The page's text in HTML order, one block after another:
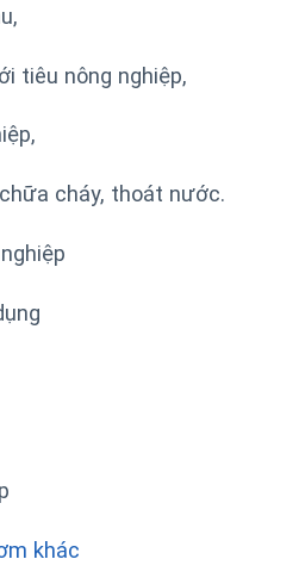
tiêu nông nghiệp,
cháy, thoát nước.
khác